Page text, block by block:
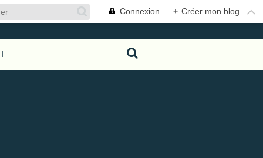
Connexion + Créer mon blog